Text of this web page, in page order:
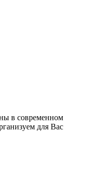
в современном
для Вас